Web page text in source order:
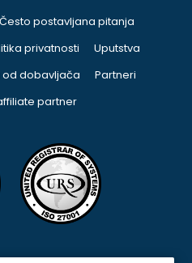
Često postavljana pitanja
privatnosti
Uputstva
dobavljača
Partneri
partner